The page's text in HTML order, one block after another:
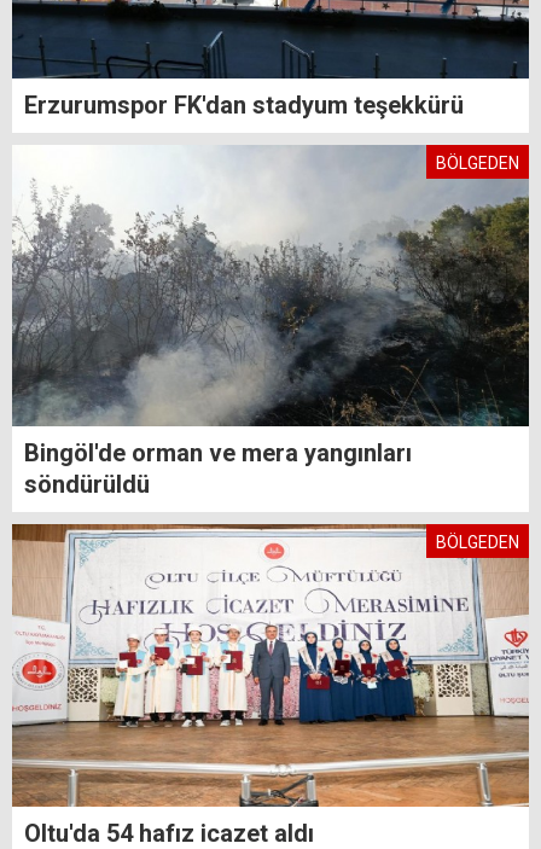
Erzurumspor FK'dan stadyum teşekkürü
BÖLGEDEN
Bingöl'de orman ve mera yangınları
söndürüldü
BÖLGEDEN
Oltu'da 54 hafız icazet aldı